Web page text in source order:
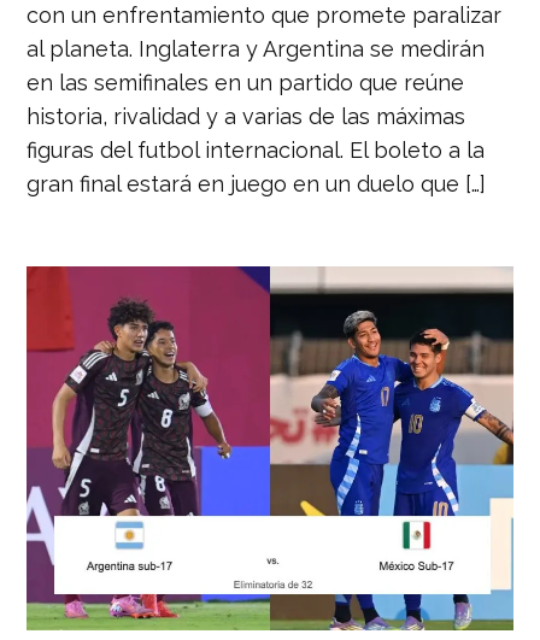
con un enfrentamiento que promete paralizar
al planeta. Inglaterra y Argentina se medirán
en las semifinales en un partido que reúne
historia, rivalidad y a varias de las máximas
figuras del futbol internacional. El boleto a la
gran final estará en juego en un duelo que […]